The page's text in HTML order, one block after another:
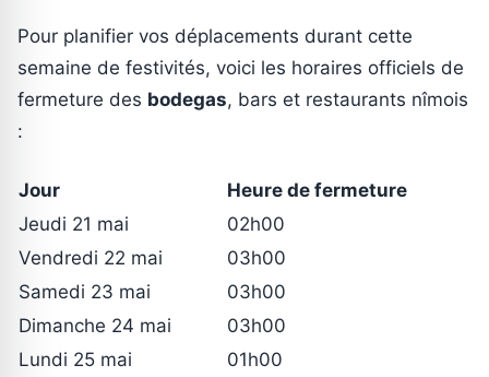
Pour planifier vos déplacements durant cette
semaine de festivités, voici les horaires officiels de
fermeture des bodegas, bars et restaurants nîmois
:
Jour
Heure de fermeture
Jeudi 21 mai
02h00
Vendredi 22 mai
03h00
Samedi 23 mai
03h00
Dimanche 24 mai
03h00
Lundi 25 mai
01h00